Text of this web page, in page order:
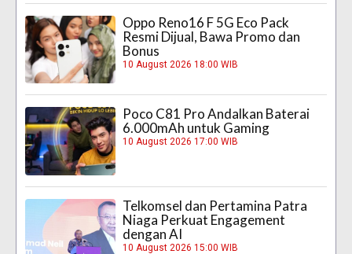
Oppo Reno16 F 5G Eco Pack
Resmi Dijual, Bawa Promo dan
Bonus
10 August 2026 18:00 WIB
Poco C81 Pro Andalkan Baterai
6.000mAh untuk Gaming
10 August 2026 17:00 WIB
Telkomsel dan Pertamina Patra
Niaga Perkuat Engagement
dengan AI
10 August 2026 15:00 WIB